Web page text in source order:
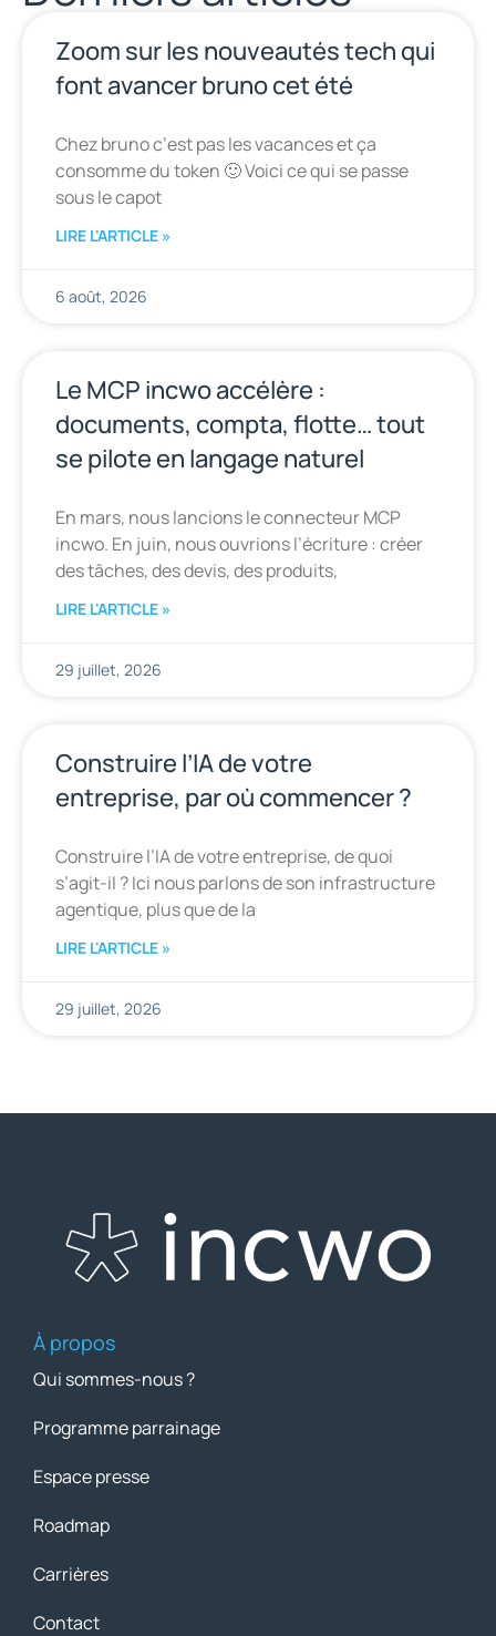
Zoom sur les nouveautés tech qui
font avancer bruno cet été
Chez bruno c’est pas les vacances et ça
consomme du token 🙂 Voici ce qui se passe
sous le capot
LIRE L'ARTICLE »
6 août, 2026
Le MCP incwo accélère :
documents, compta, flotte… tout
se pilote en langage naturel
En mars, nous lancions le connecteur MCP
incwo. En juin, nous ouvrions l’écriture : créer
des tâches, des devis, des produits,
LIRE L'ARTICLE »
29 juillet, 2026
Construire l’IA de votre
entreprise, par où commencer ?
Construire l’IA de votre entreprise, de quoi
s’agit-il ? Ici nous parlons de son infrastructure
agentique, plus que de la
LIRE L'ARTICLE »
29 juillet, 2026
À propos
Qui sommes-nous ?
Programme parrainage
Espace presse
Roadmap
Carrières
Contact